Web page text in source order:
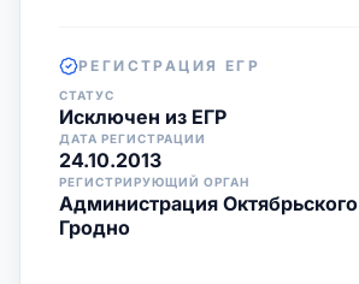
РЕГИСТРАЦИЯ ЕГР
СТАТУС
Исключен из ЕГР
ДАТА РЕГИСТРАЦИИ
24.10.2013
РЕГИСТРИРУЮЩИЙ ОРГАН
Администрация
Гродно